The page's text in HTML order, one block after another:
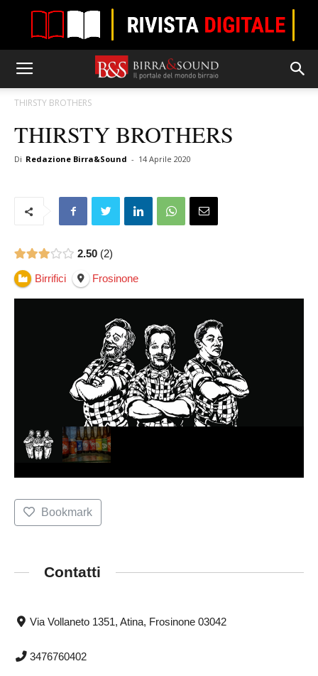
THIRSTY BROTHERS
THIRSTY BROTHERS
Di Redazione Birra&Sound - 14 Aprile 2020
2.50 2
Birrifici Frosinone
Bookmark
Contatti
Via Vollaneto 1351, Atina, Frosinone 03042
3476760402